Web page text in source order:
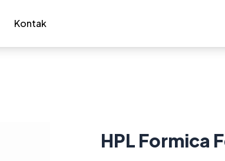
Kontak
HPL Formica